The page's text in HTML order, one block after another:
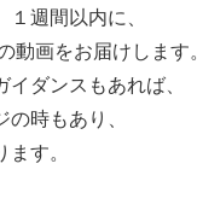
週間以内に、
動画をお届けします。
ダンスもあれば、
時もあり、
す。